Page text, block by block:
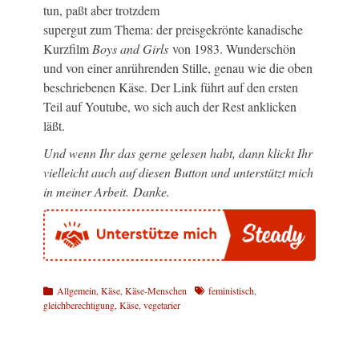
tun, paßt aber trotzdem
supergut zum Thema: der preisgekrönte kanadische
KurzfilmBoys and Girls von 1983. Wunderschön
und von einer anrührenden Stille, genau wie die oben
beschriebenen Käse. Der Link führt auf den ersten
Teil auf Youtube, wo sich auch der Rest anklicken
läßt.
Und wenn Ihr das gerne gelesen habt, dann klickt Ihr
vielleicht auch auf diesen Button und unterstützt mich
in meiner Arbeit. Danke.
Kategorien
Allgemein,Käse,Käse-Menschen Schlagworte
feministisch,
gleichberechtigung,Käse,vegetarier